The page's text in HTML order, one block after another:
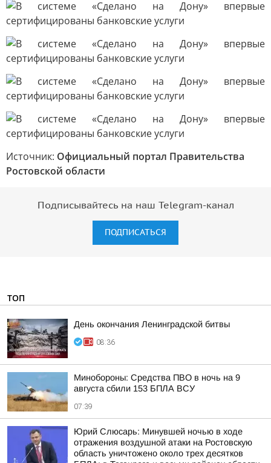
Источник: Официальный портал Правительства
Ростовской области
Подписывайтесь на наш Telegram-канал
ПОДПИСАТЬСЯ
ТОП
День окончания Ленинградской битвы
08:36
Минобороны: Средства ПВО в ночь на 9
августа сбили 153 БПЛА ВСУ
07:39
Юрий Слюсарь: Минувшей ночью в ходе
отражения воздушной атаки на Ростовскую
область уничтожено около трех десятков